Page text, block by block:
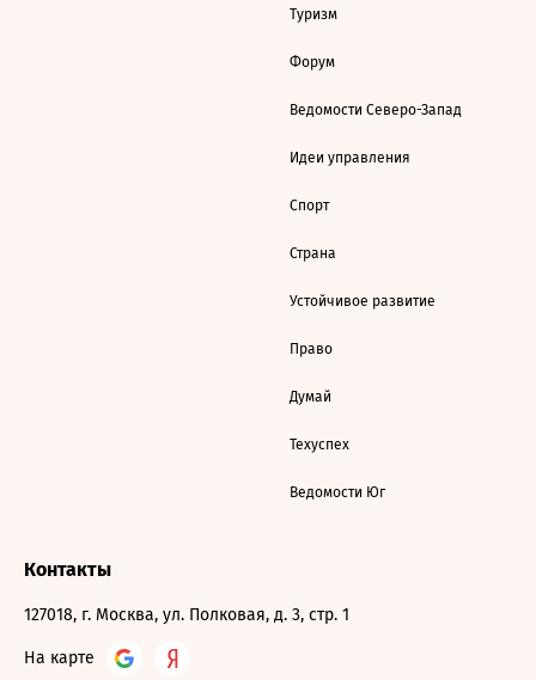
Туризм
Форум
Ведомости Северо-Запад
Идеи управления
Спорт
Страна
Устойчивое развитие
Право
Думай
Техуспех
Ведомости Юг
Контакты
127018, г. Москва, ул. Полковая, д. 3, стр. 1
На карте